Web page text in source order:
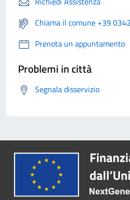
Chiama il comune +39
Prenota un appuntamento
Problemi in città
Segnala disservizio